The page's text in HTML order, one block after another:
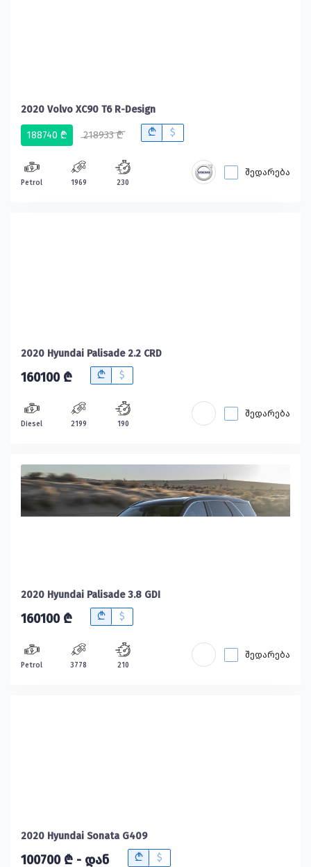
2020 Volvo XC90 T6 R-Design
188740 ₾ 218933 ₾ B $
Petrol 1969 230
შედარება
2020 Hyundai Palisade 2.2 CRD
160100 ₾ B $
Diesel 2199 190
შედარება
2020 Hyundai Palisade 3.8 GDI
160100 ₾ B $
Petrol 3778 210
შედარება
2020 Hyundai Sonata G409
100700 ₾ - დან B $